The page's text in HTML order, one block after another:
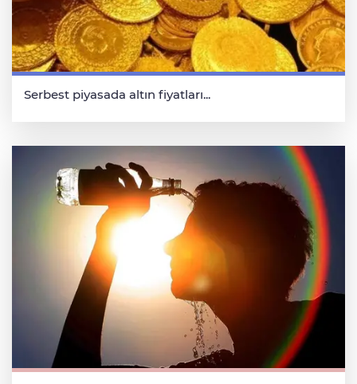
Serbest piyasada altın fiyatları...